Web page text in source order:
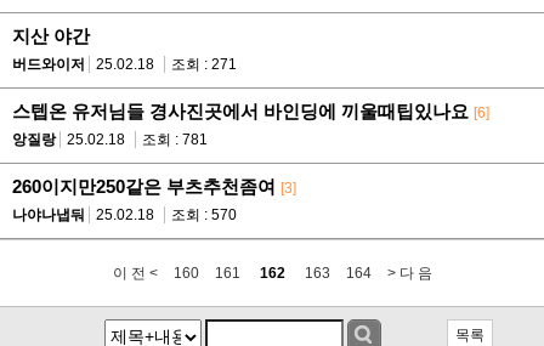
지산 야간
버드와이저 25.02.18 조회 : 271
스텝온 유저님들 경사진곳에서 바인딩에 끼울때팁있나요 [6]
앙질랑
25.02.18 조회 : 781
260이지만250같은 부츠추천좀여 [3]
나야나냅둬
25.02.18 조회 : 570
이 전 < 160 161 162 163 164 > 다 음
목록